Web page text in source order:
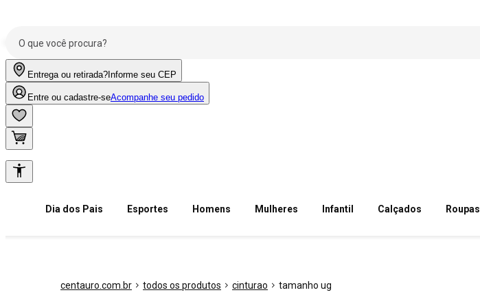
Entrega ou retirada? Informe seu CEP
Entre ou cadastre-seAcompanhe seu pedido
Dia dos Pais Esportes Homens Mulheres Infantil Calçados Roupas
centauro.com.br todos os produtos cinturao tamanho ug